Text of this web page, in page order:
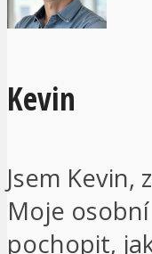
Kevin
Jsem Kevin,
Moje
pochopit,